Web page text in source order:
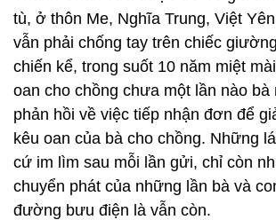
tù, ở thôn Me, Nghĩa Trung, Việt
vẫn phải chống tay trên chiếc
chiến kể, trong suốt 10 năm miệt
oan cho chồng chưa một lần nào
phản hồi về việc tiếp nhận đơn để
kêu oan của bà cho chồng. Những
cứ im lìm sau mỗi lần gửi, chỉ còn
chuyển phát của những lần bà và
đường bưu điện là vẫn còn.